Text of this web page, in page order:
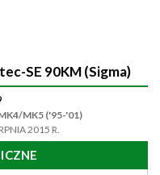
SE 90KM (Sigma)
MK5 ('95-'01)
2015 R.